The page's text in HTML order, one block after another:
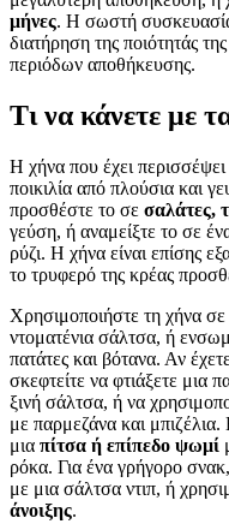
μήνες. Η σωστή
διατήρηση της ποιότητάς
περιόδων αποθήκευσης.
Τι να κάνετε με
Η χήνα που έχει
ποικιλία από πλούσια και
προσθέστε το σε σαλάτες,
γεύση, ή αναμείξτε το σε
ρύζι. Η χήνα είναι επίσης
το τρυφερό της κρέας
Χρησιμοποιήστε τη χήνα σε
ντοματένια σάλτσα, ή
πατάτες και βότανα. Αν
σκεφτείτε να φτιάξετε μια
ξινή σάλτσα, ή να
με παρμεζάνα και
μια πίτσα ή επίπεδο ψωμί
ρόκα. Για ένα γρήγορο
με μια σάλτσα ντιπ, ή
άνοιξης.